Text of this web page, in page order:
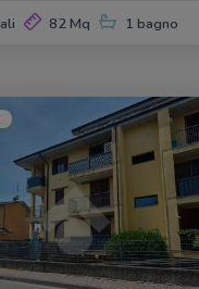
82 Mq 1 bagno